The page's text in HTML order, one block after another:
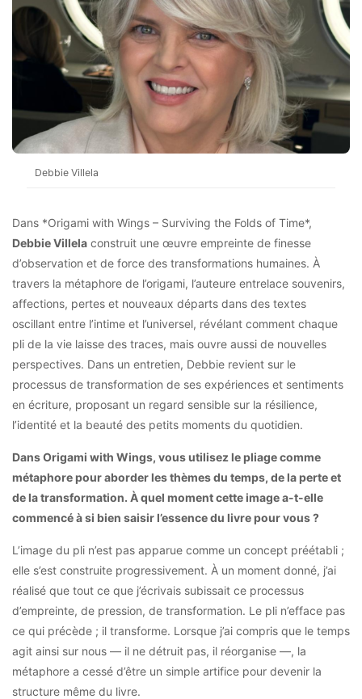
Debbie Villela
Dans *Origami with Wings – Surviving the Folds of Time*,
Debbie Villela construit une œuvre empreinte de finesse
d’observation et de force des transformations humaines. À
travers la métaphore de l’origami, l’auteure entrelace souvenirs,
affections, pertes et nouveaux départs dans des textes
oscillant entre l’intime et l’universel, révélant comment chaque
pli de la vie laisse des traces, mais ouvre aussi de nouvelles
perspectives. Dans un entretien, Debbie revient sur le
processus de transformation de ses expériences et sentiments
en écriture, proposant un regard sensible sur la résilience,
l’identité et la beauté des petits moments du quotidien.
Dans Origami with Wings, vous utilisez le pliage comme
métaphore pour aborder les thèmes du temps, de la perte et
de la transformation. À quel moment cette image a-t-elle
commencé à si bien saisir l’essence du livre pour vous ?
L’image du pli n’est pas apparue comme un concept préétabli ;
elle s’est construite progressivement. À un moment donné, j’ai
réalisé que tout ce que j’écrivais subissait ce processus
d’empreinte, de pression, de transformation. Le pli n’efface pas
ce qui précède ; il transforme. Lorsque j’ai compris que le temps
agit ainsi sur nous — il ne détruit pas, il réorganise —, la
métaphore a cessé d’être un simple artifice pour devenir la
structure même du livre.